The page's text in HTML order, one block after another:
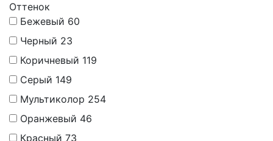
Оттенок
Бежевый 60
Черный 23
Коричневый 119
Серый 149
Мультиколор 254
Оранжевый 46
Красный 73